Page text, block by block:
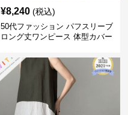
¥8,240 (税込)
50代ファッション パフスリーブ
ロング丈ワンピース 体型カバー